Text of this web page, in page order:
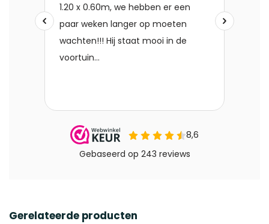
Gerelateerde producten